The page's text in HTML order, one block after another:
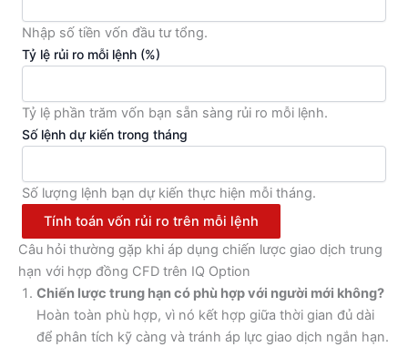
Nhập số tiền vốn đầu tư tổng.
Tỷ lệ rủi ro mỗi lệnh (%)
Tỷ lệ phần trăm vốn bạn sẵn sàng rủi ro mỗi lệnh.
Số lệnh dự kiến trong tháng
Số lượng lệnh bạn dự kiến thực hiện mỗi tháng.
Tính toán vốn rủi ro trên mỗi lệnh
Câu hỏi thường gặp khi áp dụng chiến lược giao dịch trung
hạn với hợp đồng CFD trên IQ Option
Chiến lược trung hạn có phù hợp với người mới không?
Hoàn toàn phù hợp, vì nó kết hợp giữa thời gian đủ dài
để phân tích kỹ càng và tránh áp lực giao dịch ngắn hạn.